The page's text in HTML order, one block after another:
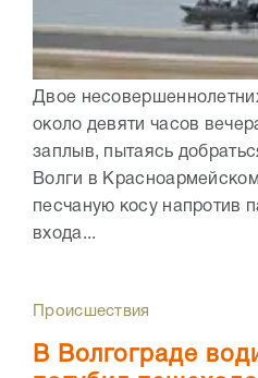
Двое
около девяти часов
заплыв, пытаясь
Волги в
песчаную косу напротив
входа...
Происшествия
В Волгограде